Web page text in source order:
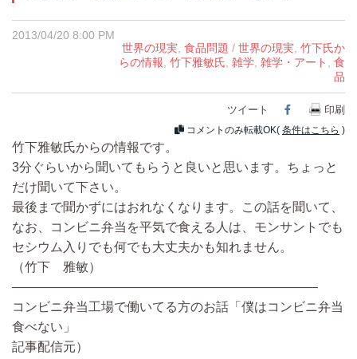
2013/04/20 8:00 PM
世界の現実 食品問題 / 世界の現実 竹下氏か
らの情報 竹下雅敏氏 雑学 雑学・アート
食
品
ツイート Facebook
印刷
コメントのみ転載OK( 条件はこちら )
竹下雅敏氏からの情報です。
3分ぐらいから聞いてもらうと良いと思います。ちょっと
だけ聞いて下さい。
最後まで聞かずにはおれなくなります。この話を聞いて、
なお、コンビニ弁当を平気で食える人は、モンサントでも
セシウム入りでも何でも大丈夫かも知れません。
（竹下 雅敏）
————————————————————————
コンビニ弁当工場で働いてる方のお話「僕はコンビニ弁当
食べない」
記事配信元）